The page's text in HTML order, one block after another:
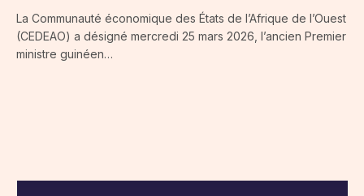
La Communauté économique des États de l’Afrique de l’Ouest
(CEDEAO) a désigné mercredi 25 mars 2026, l’ancien Premier
ministre guinéen…